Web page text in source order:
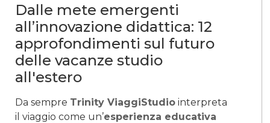
Dalle mete emergenti
all’innovazione didattica: 12
approfondimenti sul futuro
delle vacanze studio
all'estero
Da sempre Trinity ViaggiStudio interpreta
il viaggio come un’esperienza educativa